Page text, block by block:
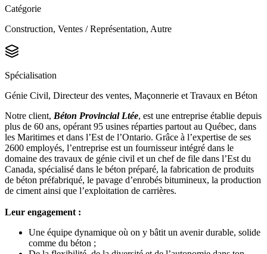
Catégorie
Construction, Ventes / Représentation, Autre
Spécialisation
Génie Civil, Directeur des ventes, Maçonnerie et Travaux en Béton
Notre client, Béton Provincial Ltée, est une entreprise établie depuis
plus de 60 ans, opérant 95 usines réparties partout au Québec, dans
les Maritimes et dans l’Est de l’Ontario. Grâce à l’expertise de ses
2600 employés, l’entreprise est un fournisseur intégré dans le
domaine des travaux de génie civil et un chef de file dans l’Est du
Canada, spécialisé dans le béton préparé, la fabrication de produits
de béton préfabriqué, le pavage d’enrobés bitumineux, la production
de ciment ainsi que l’exploitation de carrières.
Leur engagement :
Une équipe dynamique où on y bâtit un avenir durable, solide
comme du béton ;